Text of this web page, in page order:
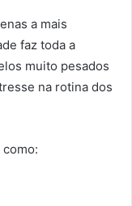
a mais
faz toda a
muito pesados
na rotina dos